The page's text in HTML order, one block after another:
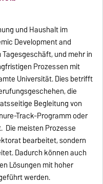
und Haushalt im
Development and
und mehr in
Prozessen mit
Universität. Dies betrifft
die
Begleitung von
Track-Programm oder
Die meisten Prozesse
bearbeitet, sondern
Dadurch können auch
Lösungen mit hoher
werden.